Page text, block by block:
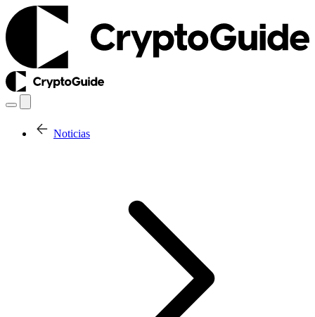
Noticias